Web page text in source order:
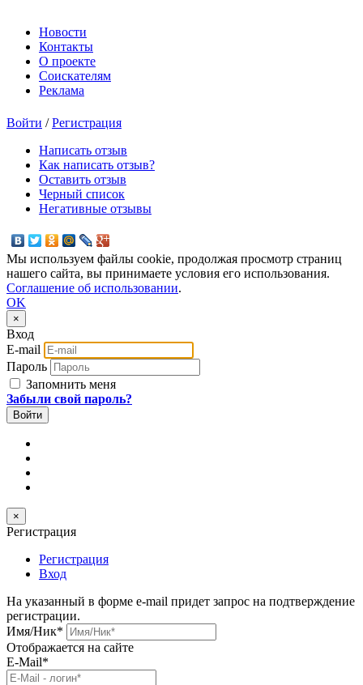
Новости
Контакты
О проекте
Соискателям
Реклама
Войти /Регистрация
Написать отзыв
Как написать отзыв?
Оставить отзыв
Черный список
Негативные отзывы
Мы используем файлы cookie, продолжая просмотр страниц
нашего сайта, вы принимаете условия его использования.
Соглашение об использовании.
OK
×
Вход
E-mail
Пароль
Запомнить меня
Забыли свой пароль?
×
Регистрация
Регистрация
Вход
На указанный в форме e-mail придет запрос на подтверждение
регистрации.
Имя/Ник*
Отображается на сайте
E-Mail*